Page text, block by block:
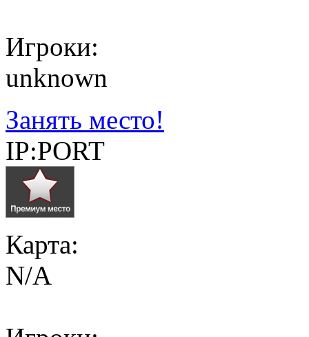
Игроки:
unknown
Занять место!
IP:PORT
Карта:
N/A